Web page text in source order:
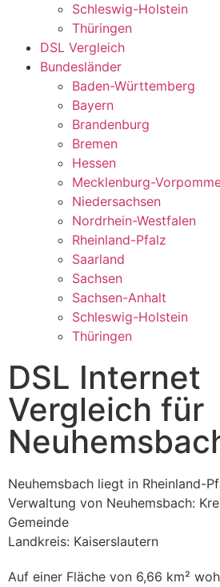
Schleswig-Holstein
Thüringen
DSL Vergleich
Bundesländer
Baden-Württemberg
Bayern
Brandenburg
Bremen
Hessen
Mecklenburg-
Niedersachsen
Nordrhein-Westfalen
Rheinland-Pfalz
Saarland
Sachsen
Sachsen-Anhalt
Schleswig-Holstein
Thüringen
DSL Internet
Vergleich für
Neuhemsbach liegt in Rheinland-
Verwaltung von Neuhemsbach:
Gemeinde
Landkreis: Kaiserslautern
Auf einer Fläche von 6,66 km²